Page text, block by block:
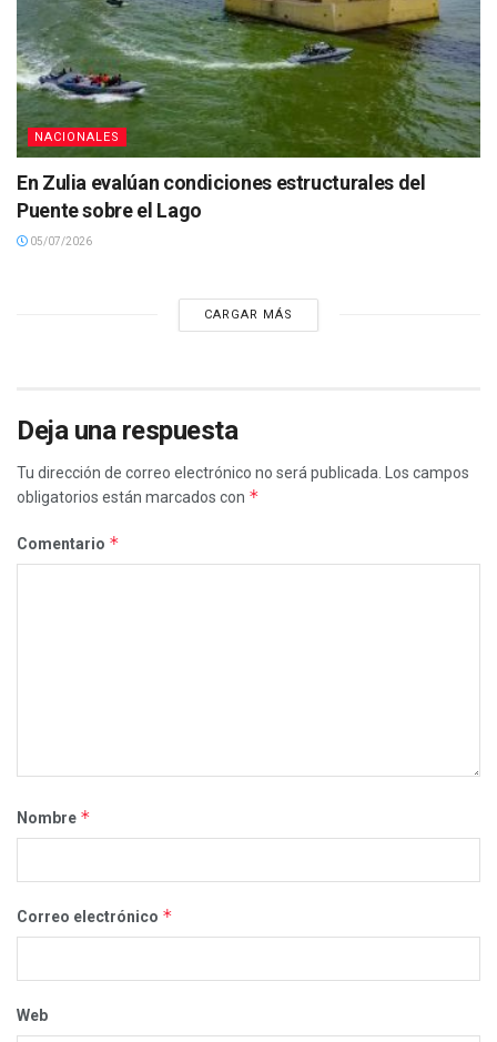
NACIONALES
En Zulia evalúan condiciones estructurales del
Puente sobre el Lago
05/07/2026
CARGAR MÁS
Deja una respuesta
Tu dirección de correo electrónico no será publicada.
Los campos
obligatorios están marcados con *
Comentario *
Nombre *
Correo electrónico *
Web